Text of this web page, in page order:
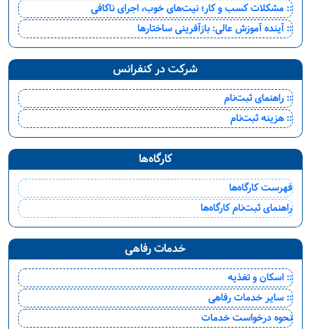
:: مشکلات کسب و کار؛ نیت‌های خوب، اجرای ناکافی
:: آینده آموزش عالی: بازآفرینی ساختارها
شرکت در کنفرانس
:: راهنمای ثبت‌نام
:: هزینه ثبت‌نام
کارگاه‌ها
فهرست کارگاه‌ها
راهنمای ثبت‌نام کارگاه‌ها
خدمات رفاهی
:: اسکان و تغذیه
:: سایر خدمات رفاهی
نحوه درخواست خدمات